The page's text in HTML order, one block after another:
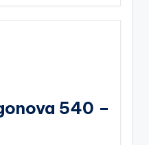
540 –